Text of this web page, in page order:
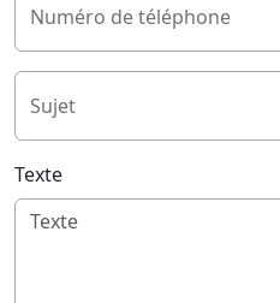
Numéro de téléphone
Sujet
Texte